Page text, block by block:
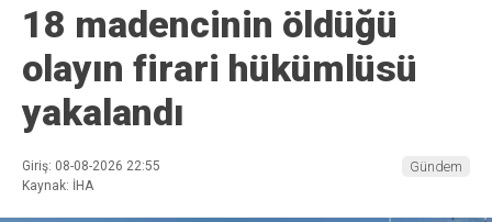
18 madencinin öldüğü
olayın firari hükümlüsü
yakalandı
Giriş: 08-08-2026 22:55
Kaynak: İHA
Gündem